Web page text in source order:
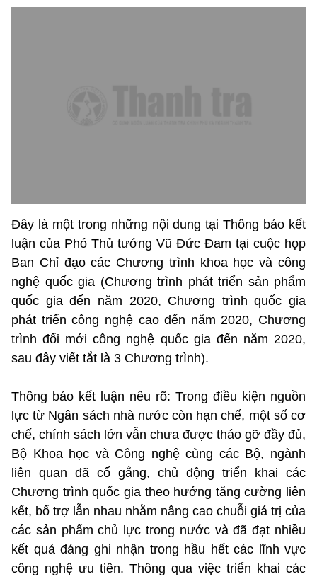
Đây là một trong những nội dung tại Thông báo kết
luận của Phó Thủ tướng Vũ Đức Đam tại cuộc họp
Ban Chỉ đạo các Chương trình khoa học và công
nghệ quốc gia (Chương trình phát triển sản phẩm
quốc gia đến năm 2020, Chương trình quốc gia
phát triển công nghệ cao đến năm 2020, Chương
trình đổi mới công nghệ quốc gia đến năm 2020,
sau đây viết tắt là 3 Chương trình).
Thông báo kết luận nêu rõ: Trong điều kiện nguồn
lực từ Ngân sách nhà nước còn hạn chế, một số cơ
chế, chính sách lớn vẫn chưa được tháo gỡ đầy đủ,
Bộ Khoa học và Công nghệ cùng các Bộ, ngành
liên quan đã cố gắng, chủ động triển khai các
Chương trình quốc gia theo hướng tăng cường liên
kết, bổ trợ lẫn nhau nhằm nâng cao chuỗi giá trị của
các sản phẩm chủ lực trong nước và đã đạt nhiều
kết quả đáng ghi nhận trong hầu hết các lĩnh vực
công nghệ ưu tiên. Thông qua việc triển khai các